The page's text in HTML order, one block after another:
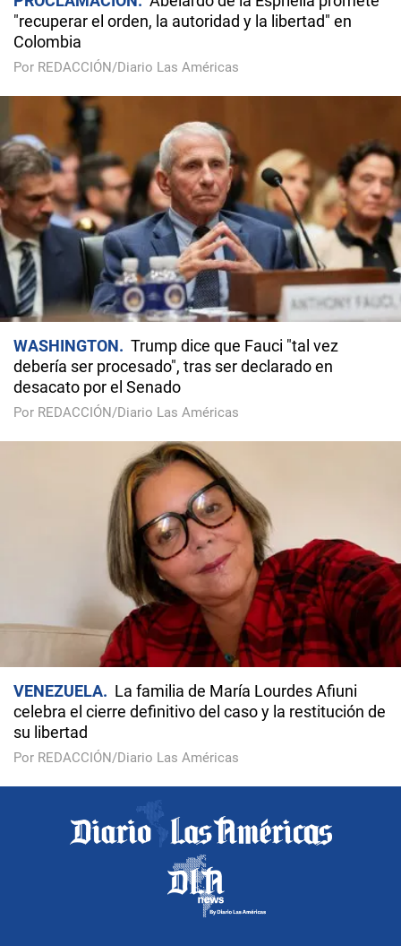
"recuperar el orden, la autoridad y la libertad" en
Colombia
Por REDACCIÓN/Diario Las Américas
WASHINGTON
Trump dice que Fauci "tal vez
debería ser procesado", tras ser declarado en
desacato por el Senado
Por REDACCIÓN/Diario Las Américas
VENEZUELA
La familia de María Lourdes Afiuni
celebra el cierre definitivo del caso y la restitución de
su libertad
Por REDACCIÓN/Diario Las Américas